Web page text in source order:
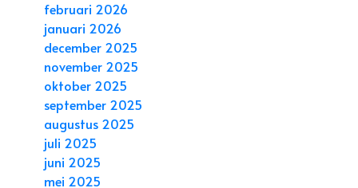
februari 2026
januari 2026
december 2025
november 2025
oktober 2025
september 2025
augustus 2025
juli 2025
juni 2025
mei 2025